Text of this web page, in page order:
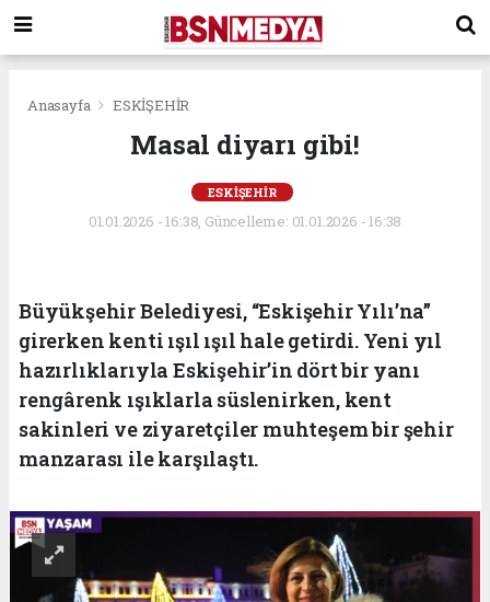
Anasayfa ESKİŞEHİR
Masal diyarı gibi!
ESKİŞEHİR
01.01.2026 - 16:38, Güncelleme: 01.01.2026 - 16:38
Büyükşehir Belediyesi, “Eskişehir Yılı’na”
girerken kenti ışıl ışıl hale getirdi. Yeni yıl
hazırlıklarıyla Eskişehir’in dört bir yanı
rengârenk ışıklarla süslenirken, kent
sakinleri ve ziyaretçiler muhteşem bir şehir
manzarası ile karşılaştı.